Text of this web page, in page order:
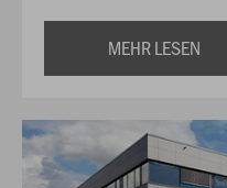
MEHR LESEN